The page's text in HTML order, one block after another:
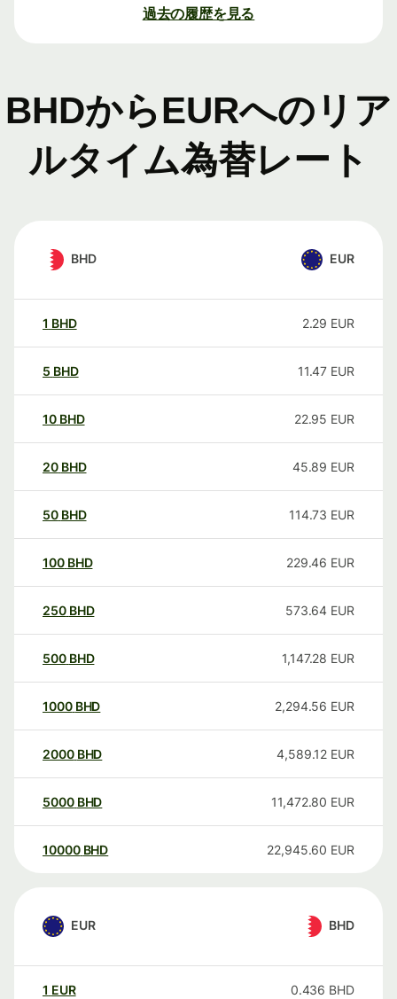
過去の履歴を見る
BHDからEURへのリア
ルタイム為替レート
BHD EUR
1 BHD 2.29 EUR
5 BHD 11.47 EUR
10 BHD 22.95 EUR
20 BHD 45.89 EUR
50 BHD 114.73 EUR
100 BHD 229.46 EUR
250 BHD 573.64 EUR
500 BHD 1,147.28 EUR
1000 BHD 2,294.56 EUR
2000 BHD 4,589.12 EUR
5000 BHD 11,472.80 EUR
10000 BHD 22,945.60 EUR
EUR BHD
1 EUR 0.436 BHD